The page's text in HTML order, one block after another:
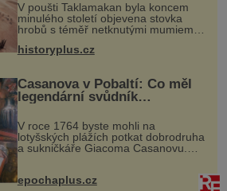
V poušti Taklamakan byla koncem
minulého století objevena stovka
hrobů s téměř netknutými mumiemi.
četnými milodary. Asi nejvíc přitom
historyplus.cz
Casanova v Pobaltí: Co měl
legendární svůdník
společného se svobodnými
zednáři?
V roce 1764 byste mohli na
lotyšských plážích potkat dobrodruha
a sukničkáře Giacoma Casanovu.
Jeho cesta k Baltskému moři však
pracovní cestou se zištnými úmysly.
epochaplus.cz